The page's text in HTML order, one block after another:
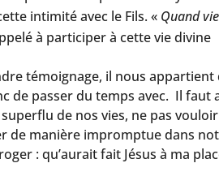
intimité avec le Fils. « Quand
à participer à cette vie divine
témoignage, il nous
de passer du temps avec. Il
de nos vies, ne pas
de manière impromptue dans
: qu’aurait fait Jésus à ma